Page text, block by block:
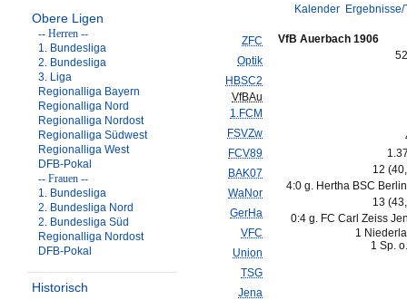
Obere Ligen
-- Herren --
1. Bundesliga
2. Bundesliga
3. Liga
Regionalliga Bayern
Regionalliga Nord
Regionalliga Nordost
Regionalliga Südwest
Regionalliga West
DFB-Pokal
-- Frauen --
1. Bundesliga
2. Bundesliga Nord
2. Bundesliga Süd
Regionalliga Nordost
DFB-Pokal
Historisch
Kalender
ZFC
Optik
HBSC2
VfBAu
1.FCM
FSVZw
FCV89
BAK07
WaNor
GerHa
VFC
Union
TSG
Jena
VfB Auerbach 1906
12
4:0 g. Hertha BSC
13
0:4 g. FC Carl Zeiss
1
1 Sp.